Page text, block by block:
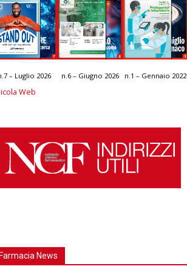
– Luglio 2026 n.6 – Giugno 2026 n.1 – Gennaio 2022
Web
News